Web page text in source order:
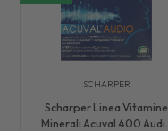
SCHARPER
Scharper Linea Vitamine
Minerali Acuval 400 Audio